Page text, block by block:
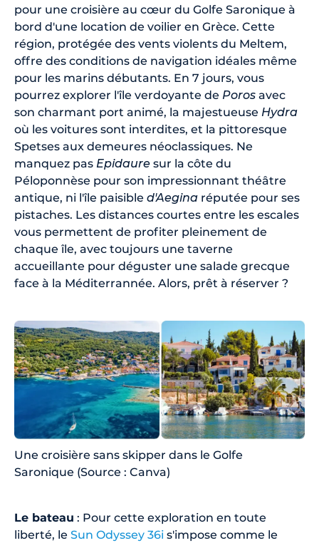
pour une croisière au cœur du Golfe Saronique à
bord d'une location de voilier en Grèce. Cette
région, protégée des vents violents du Meltem,
offre des conditions de navigation idéales même
pour les marins débutants. En 7 jours, vous
pourrez explorer l'île verdoyante de Poros avec
son charmant port animé, la majestueuse Hydra
où les voitures sont interdites, et la pittoresque
Spetses aux demeures néoclassiques. Ne
manquez pas Epidaure sur la côte du
Péloponnèse pour son impressionnant théâtre
antique, ni l'île paisible d'Aegina réputée pour ses
pistaches. Les distances courtes entre les escales
vous permettent de profiter pleinement de
chaque île, avec toujours une taverne
accueillante pour déguster une salade grecque
face à la Méditerrannée. Alors, prêt à réserver ?
Une croisière sans skipper dans le Golfe
Saronique (Source : Canva)
Le bateau : Pour cette exploration en toute
liberté, le Sun Odyssey 36i s'impose comme le